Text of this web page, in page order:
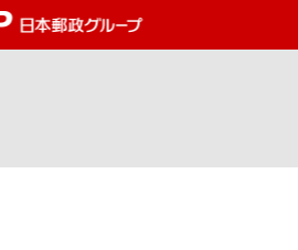
郵便局・日本郵政グルー